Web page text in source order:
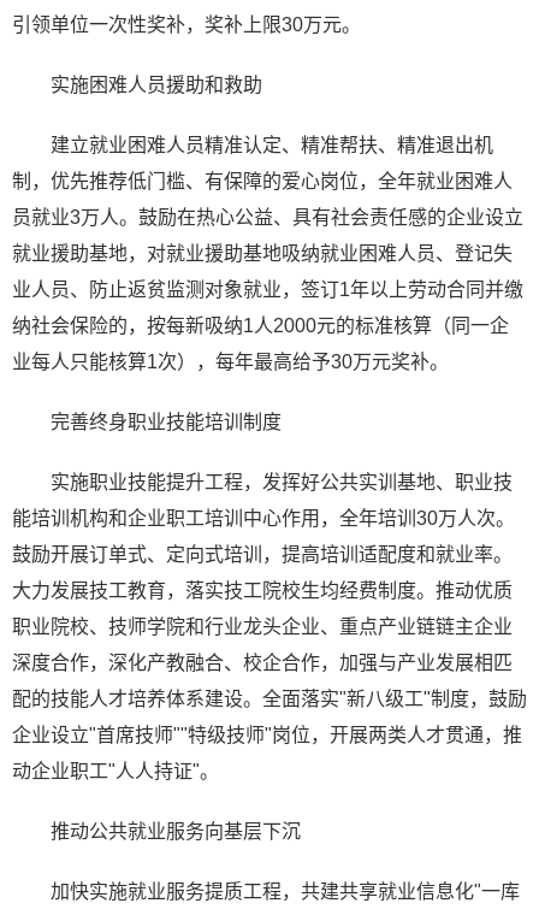
引领单位一次性奖补，奖补上限30万元。
实施困难人员援助和救助
建立就业困难人员精准认定、精准帮扶、精准退出机
制，优先推荐低门槛、有保障的爱心岗位，全年就业困难人
员就业3万人。鼓励在热心公益、具有社会责任感的企业设立
就业援助基地，对就业援助基地吸纳就业困难人员、登记失
业人员、防止返贫监测对象就业，签订1年以上劳动合同并缴
纳社会保险的，按每新吸纳1人2000元的标准核算（同一企
业每人只能核算1次），每年最高给予30万元奖补。
完善终身职业技能培训制度
实施职业技能提升工程，发挥好公共实训基地、职业技
能培训机构和企业职工培训中心作用，全年培训30万人次。
鼓励开展订单式、定向式培训，提高培训适配度和就业率。
大力发展技工教育，落实技工院校生均经费制度。推动优质
职业院校、技师学院和行业龙头企业、重点产业链链主企业
深度合作，深化产教融合、校企合作，加强与产业发展相匹
配的技能人才培养体系建设。全面落实"新八级工"制度，鼓励
企业设立"首席技师""特级技师"岗位，开展两类人才贯通，推
动企业职工"人人持证"。
推动公共就业服务向基层下沉
加快实施就业服务提质工程，共建共享就业信息化"一库